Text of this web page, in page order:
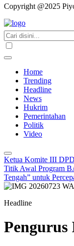
Copyright @2025
Home
Trending
Headline
News
Hukrim
Pemerintahan
Politik
Video
Ketua Komite III
Titik Awal Program
Tengah” untuk
Headline